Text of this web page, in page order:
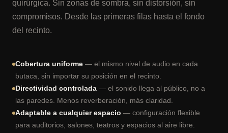
quirúrgica. Sin zonas de sombra, sin distorsión, sin
compromisos. Desde las primeras filas hasta el fondo
del recinto.
Cobertura uniforme — el mismo nivel de audio en cada
butaca, sin importar su posición en el recinto.
Directividad controlada — el sonido llega al público, no a
las paredes. Menos reverberación, más claridad.
Adaptable a cualquier espacio — configuración flexible
para auditorios, salones, teatros y espacios al aire libre.